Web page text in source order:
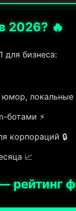
2026? 🔥
бизнеса:
юмор,
ботами ⚡
корпораций 🔒
📈
рейтинг